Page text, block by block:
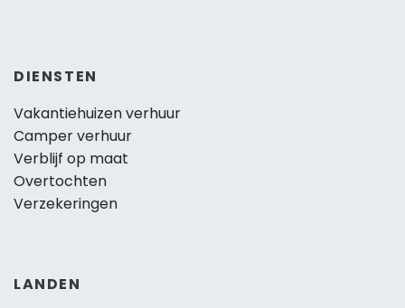
DIENSTEN
Vakantiehuizen verhuur
Camper verhuur
Verblijf op maat
Overtochten
Verzekeringen
LANDEN